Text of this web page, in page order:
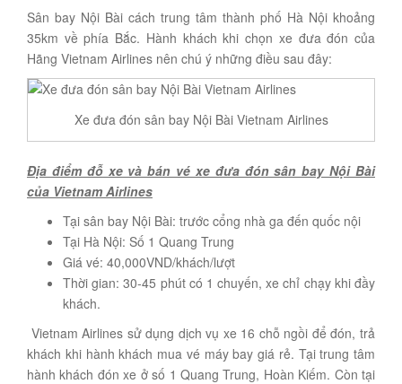
Sân bay Nội Bài cách trung tâm thành phố Hà Nội khoảng
35km về phía Bắc. Hành khách khi chọn xe đưa đón của
Hãng Vietnam Airlines nên chú ý những điều sau đây:
Xe đưa đón sân bay Nội Bài Vietnam Airlines
Địa điểm đỗ xe và bán vé xe đưa đón sân bay Nội Bài
của Vietnam Airlines
Tại sân bay Nội Bài: trước cổng nhà ga đến quốc nội
Tại Hà Nội: Số 1 Quang Trung
Giá vé: 40,000VND/khách/lượt
Thời gian: 30-45 phút có 1 chuyến, xe chỉ chạy khi đầy
khách.
Vietnam Airlines sử dụng dịch vụ xe 16 chỗ ngồi để đón, trả
khách khi hành khách mua vé máy bay giá rẻ. Tại trung tâm
hành khách đón xe ở số 1 Quang Trung, Hoàn Kiếm. Còn tại